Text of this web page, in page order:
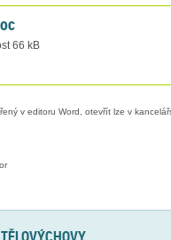
66 kB
v editoru Word, otevřít lze v